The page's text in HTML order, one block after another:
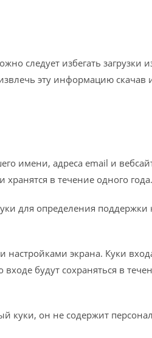
следует избегать загрузки
эту информацию скачав
имени, адреса email и
в течение одного года.
для определения
экрана. Куки
будут сохраняться в
куки, он не содержит